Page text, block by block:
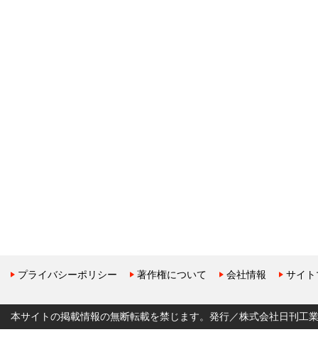
プライバシーポリシー 著作権について 会社情報 サイ
本サイトの掲載情報の無断転載を禁じます。発行／株式会社日刊